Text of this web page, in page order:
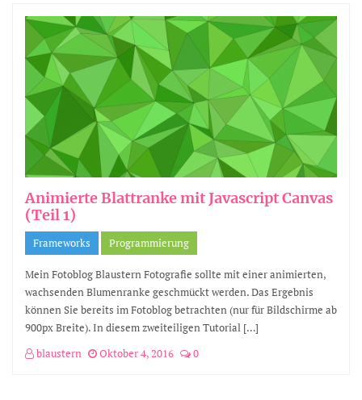
Animierte Blattranke mit Javascript Canvas
(Teil 1)
Frameworks Programmierung
Mein Fotoblog Blaustern Fotografie sollte mit einer animierten,
wachsenden Blumenranke geschmückt werden. Das Ergebnis
können Sie bereits im Fotoblog betrachten (nur für Bildschirme ab
900px Breite). In diesem zweiteiligen Tutorial […]
blaustern
Oktober 4, 2016 0